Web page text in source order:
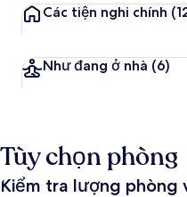
Các tiện nghi chính
Như đang ở nhà (6)
Tùy chọn phòng
Kiểm tra lượng phòng